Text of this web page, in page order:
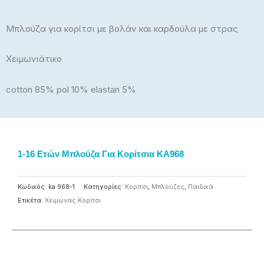
Μπλούζα για κορίτσι με βολάν και καρδούλα με στρας
Χειμωνιάτικο
cotton 85% pol 10% elastan 5%
1-16 Ετών Μπλούζα Για Κορίτσια KA968
Κωδικός: ka 968-1 Κατηγορίες: Κορίτσι, Μπλούζες, Παιδικά
Ετικέτα: Χειμώνας Κορίτσι